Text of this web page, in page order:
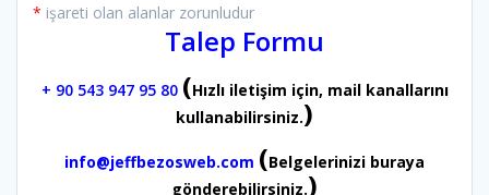
* işareti olan alanlar zorunludur
Talep Formu
+ 90 543 947 95 80 (Hızlı iletişim için, mail kanallarını
kullanabilirsiniz.)
info@jeffbezosweb.com (Belgelerinizi buraya
gönderebilirsiniz.)